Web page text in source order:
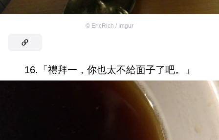
© EricRich / Imgur
16.「禮拜一，你也太不給面子了吧。」